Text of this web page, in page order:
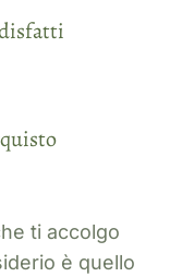
ti accolgo
è quello